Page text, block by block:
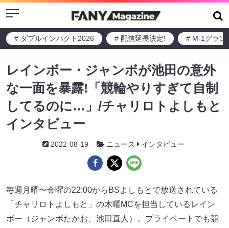
Menu
# ダブルインパクト2026 # 配信延長決定! # M-1グラン
レインボー・ジャンボが池田の意外
な一面を暴露!「競輪やりすぎて自制
してるのに…」/チャリロトよしもと
インタビュー
2022-08-19 ニュース インタビュー
毎週月曜〜金曜の22:00からBSよしもとで放送されている
「チャリロトよしもと」の木曜MCを担当しているレイン
ボー（ジャンボたかお、池田直人）。プライベートでも競